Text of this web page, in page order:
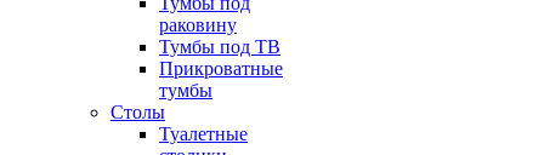
раковину
Тумбы под ТВ
Прикроватные
тумбы
Столы
Туалетные